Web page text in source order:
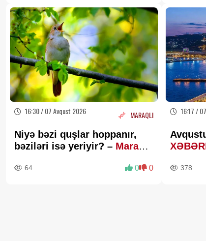
16:30 / 07 Avqust 2026 MARAQLI
Niyə bəzi quşlar hoppanır,
bəziləri isə yeriyir? – Maraqlı
64 0 0
16:17 /
378